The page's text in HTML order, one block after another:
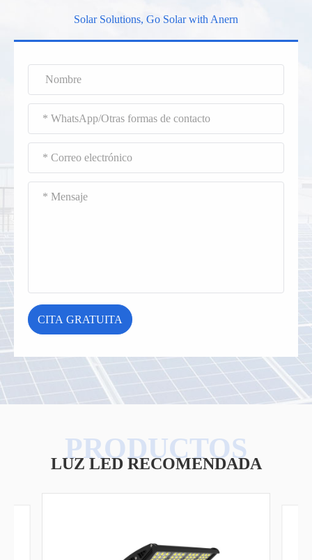
Solar Solutions, Go Solar with Anern
LUZ LED RECOMENDADA